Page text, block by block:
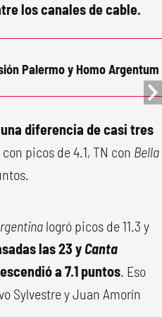
los canales de cable.
Palermo y Homo Argentum
diferencia de casi tres
con picos de 4.1, TN con Bella
logró picos de 11.3 y
las 23 y Canta
a 7.1 puntos. Eso
Sylvestre y Juan Amorín